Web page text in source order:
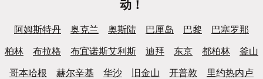
动！
阿姆斯特丹 奥克兰 奥斯陆 巴厘岛 巴黎
巴塞罗那
柏林
布拉格 布宜诺斯艾利斯 迪拜 东京 都柏林
釜山
哥本哈根
赫尔辛基 华沙 旧金山 开普敦
里约热内卢